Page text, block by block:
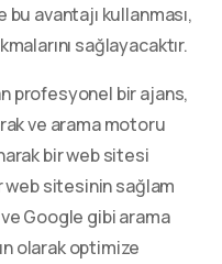
avantajı kullanması,
sağlayacaktır.
profesyonel bir ajans,
ve arama motoru
bir web sitesi
web sitesinin sağlam
Google gibi arama
olarak optimize